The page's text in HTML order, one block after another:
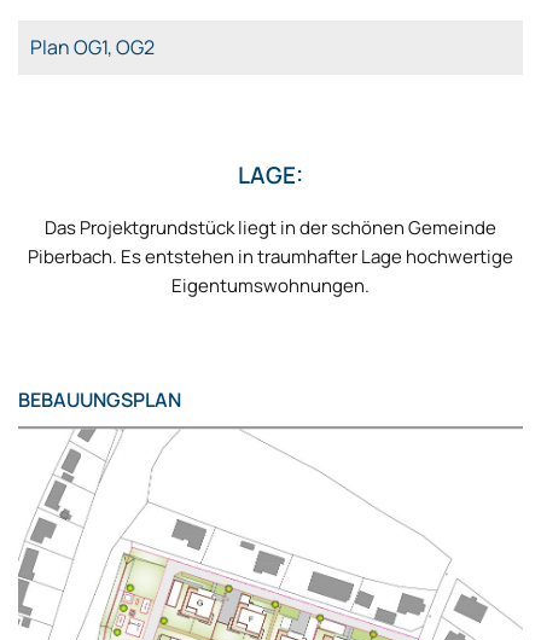
Plan OG1, OG2
LAGE:
Das Projektgrundstück liegt in der schönen Gemeinde
Piberbach. Es entstehen in traumhafter Lage hochwertige
Eigentumswohnungen.
BEBAUUNGSPLAN